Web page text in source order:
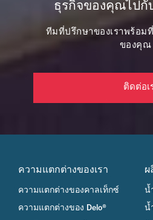
ธุรกิจของคุณไปกั
ทีมที่ปรึกษาของเราพร้อม
ของคุณ
ติดต่อเ
ความแตกต่างของเรา
ความแตกต่างของคาลเท็กซ์
ความแตกต่างของ Delo®
น้
น้